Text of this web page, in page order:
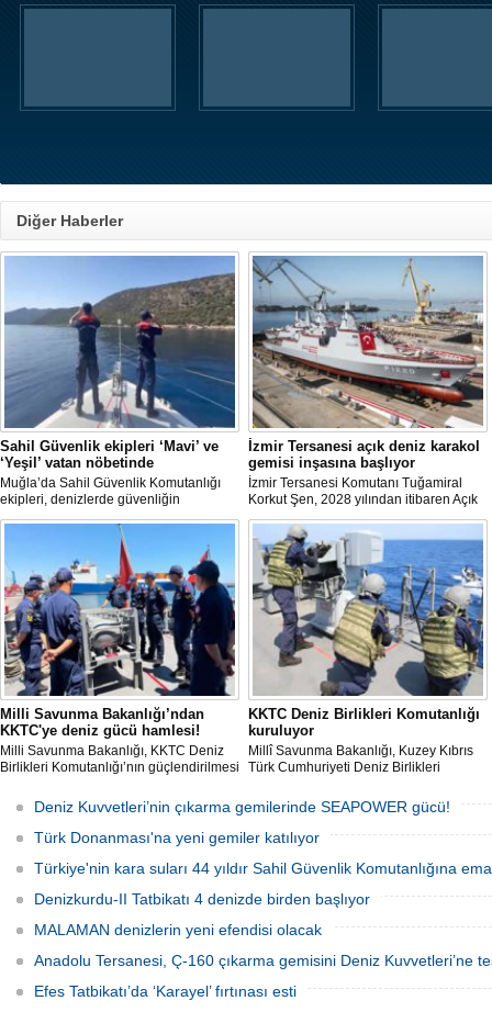
Diğer Haberler
Sahil Güvenlik ekipleri ‘Mavi’ ve
‘Yeşil’ vatan nöbetinde
Muğla’da Sahil Güvenlik Komutanlığı
ekipleri, denizlerde güvenliğin
sağlanmasının yanı sıra yangın
sezonunda ormanların korunmasına
yönelik çalışmalara da destek veriyor.
İzmir Tersanesi açık deniz karakol
gemisi inşasına başlıyor
İzmir Tersanesi Komutanı Tuğamiral
Korkut Şen, 2028 yılından itibaren Açık
Deniz Karakol Gemisi (ADKG) inşasına
başlanmasının hedeflendiğini açıkladı.
Milli Savunma Bakanlığı’ndan
KKTC'ye deniz gücü hamlesi!
Milli Savunma Bakanlığı, KKTC Deniz
Birlikleri Komutanlığı’nın güçlendirilmesi
Kuvvetleri'ne ait savaş gemilerinde
eğitim aldığını açıkladı.
KKTC Deniz Birlikleri Komutanlığı
kuruluyor
Millî Savunma Bakanlığı, Kuzey Kıbrıs
Türk Cumhuriyeti Deniz Birlikleri
kapasitesinin artırılması kapsamında
Güvenlik Kuvvetleri Komutanlığı
personeline liman ve seyir/gemicilik
eğitimleri verildiğini açıkladı
Deniz Kuvvetleri’nin çıkarma gemilerinde SEAPOWER gücü!
Türk Donanması'na yeni gemiler katılıyor
Türkiye'nin kara suları 44 yıldır Sahil Güvenlik Komutanlığına
Denizkurdu-II Tatbikatı 4 denizde birden başlıyor
MALAMAN denizlerin yeni efendisi olacak
Anadolu Tersanesi, Ç-160 çıkarma gemisini Deniz Kuvvetleri’ne
Efes Tatbikatı’da ‘Karayel’ fırtınası esti